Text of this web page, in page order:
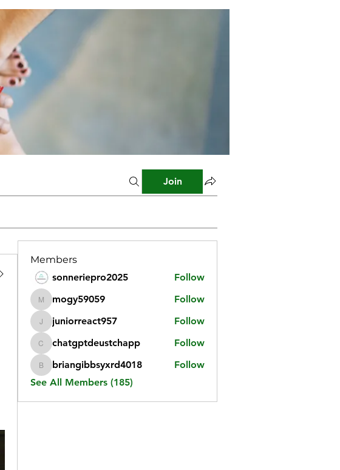
Join
Members
sonneriepro2025
Follow
mogy59059
mogy59059 Follow
juniorreact957
juniorreact957 Follow
chatgptdeustchapp
chatgptdeustchapp Follow
briangibbsyxrd4018
briangibbsyxrd4018
Follow
See All Members (185)